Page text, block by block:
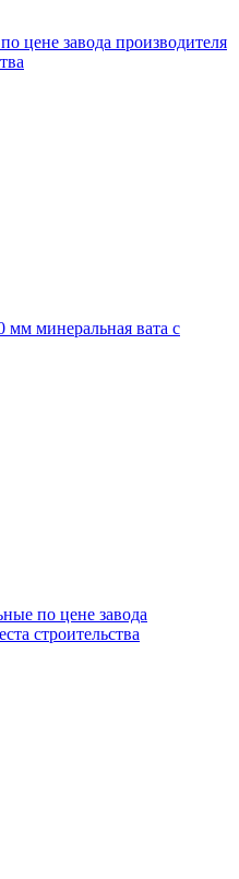
цене завода производителя
мм минеральная вата с
по цене завода
строительства